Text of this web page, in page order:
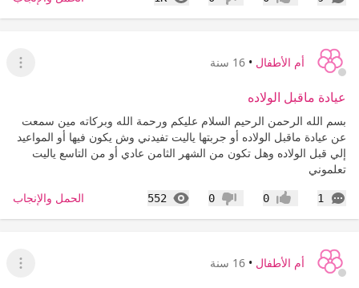
إعجاب عدم إعجاب
أم الأطفال • 16 سنة
عرض
عيادة ماقبل الولاده
بسم الله الرحمن الرحيم السلام عليكم ورحمة الله وبركاته مين سمعت
عن عيادة ماقبل الولاده أو جربتها ياليت تفيدني وش يكون فيها أو المواعيد
إلي قبل الولاده وهل تكون من الشهر الثامن عادي أو من التاسع ياليت
تعلموني
1
التعليقات إعجاب0 عدم إعجاب
0
552
المشاهدات الحمل والإنجاب
أم الأطفال • 16 سنة
عرض